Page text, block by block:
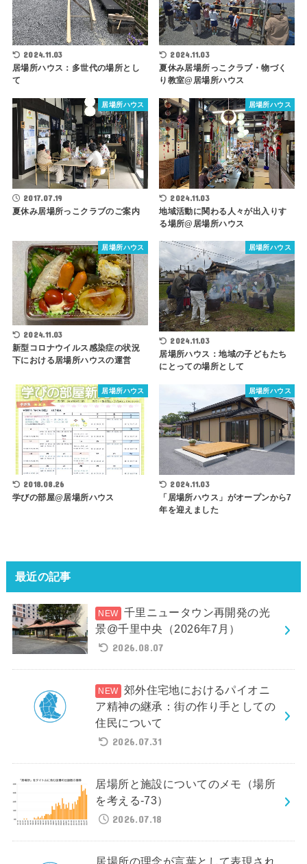
2024.11.03
居場所ハウス：多世代の場所とし
て
2024.11.03
夏休み居場所っこクラブ・物づく
り教室@居場所ハウス
居場所ハウス
2017.07.19
夏休み居場所っこクラブのご案内
居場所ハウス
2024.11.03
地域活動に関わる人々が出入りす
る場所@居場所ハウス
居場所ハウス
2024.11.03
新型コロナウイルス感染症の状況
下における居場所ハウスの運営
居場所ハウス
2024.11.03
居場所ハウス：地域の子どもたち
にとっての場所として
居場所ハウス
2018.08.26
学びの部屋@居場所ハウス
居場所ハウス
2024.11.03
「居場所ハウス」がオープンから7
年を迎えました
最近の記事
千里ニュータウン再開発の光
景@千里中央（2026年7月）
2026.08.07
郊外住宅地におけるパイオニ
ア精神の継承：街の作り手としての
住民について
2026.07.31
居場所と施設についてのメモ（場所
を考える-73）
2026.07.18
居場所の理念が言葉として表現され